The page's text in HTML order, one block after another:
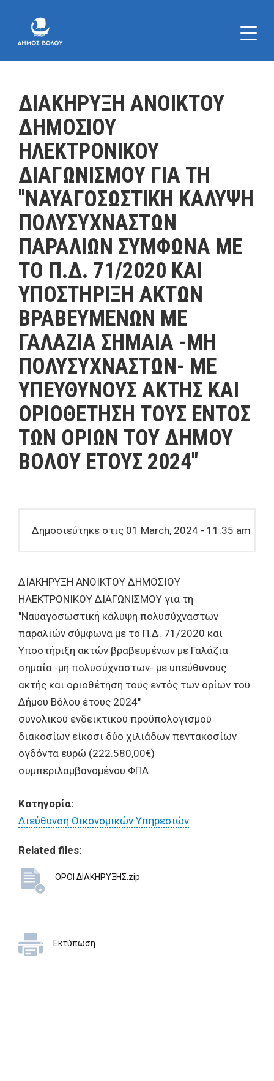
ΔΙΑΚΗΡΥΞΗ ΑΝΟΙKΤΟΥ
ΔΗΜΟΣΙΟΥ
ΗΛΕΚΤΡΟΝΙΚΟΥ
ΔΙΑΓΩΝΙΣΜΟΥ ΓΙΑ ΤΗ
"ΝΑΥΑΓΟΣΩΣΤΙΚΗ ΚΑΛΥΨΗ
ΠΟΛΥΣΥΧΝΑΣΤΩΝ
ΠΑΡΑΛΙΩΝ ΣΥΜΦΩΝΑ ΜΕ
ΤΟ Π.Δ. 71/2020 ΚΑΙ
ΥΠΟΣΤΗΡΙΞΗ ΑΚΤΩΝ
ΒΡΑΒΕΥΜΕΝΩΝ ΜΕ
ΓΑΛΑΖΙΑ ΣΗΜΑΙΑ -ΜΗ
ΠΟΛΥΣΥΧΝΑΣΤΩΝ- ΜΕ
ΥΠΕΥΘΥΝΟΥΣ ΑΚΤΗΣ ΚΑΙ
ΟΡΙΟΘΕΤΗΣΗ ΤΟΥΣ ΕΝΤΟΣ
ΤΩΝ ΟΡΙΩΝ ΤΟΥ ΔΗΜΟΥ
ΒΟΛΟΥ ΕΤΟΥΣ 2024"
Δημοσιεύτηκε στις 01 March, 2024 - 11:35 am
ΔΙΑΚΗΡΥΞΗ ΑΝΟΙKΤΟΥ ΔΗΜΟΣΙΟΥ
ΗΛΕΚΤΡΟΝΙΚΟΥ ΔΙΑΓΩΝΙΣΜΟΥ για τη
"Ναυαγοσωστική κάλυψη πολυσύχναστων
παραλιών σύμφωνα με το Π.Δ. 71/2020 και
Υποστήριξη ακτών βραβευμένων με Γαλάζια
σημαία -μη πολυσύχναστων- με υπεύθυνους
ακτής και οριοθέτηση τους εντός των ορίων του
Δήμου Βόλου έτους 2024"
συνολικού ενδεικτικού προϋπολογισμού
διακοσίων είκοσι δύο χιλιάδων πεντακοσίων
ογδόντα ευρώ (222.580,00€)
συμπεριλαμβανομένου ΦΠΑ.
Κατηγορία:
Διεύθυνση Οικονομικών Υπηρεσιών
Related files:
ΟΡΟΙ ΔΙΑΚΗΡΥΞΗΣ.zip
Εκτύπωση